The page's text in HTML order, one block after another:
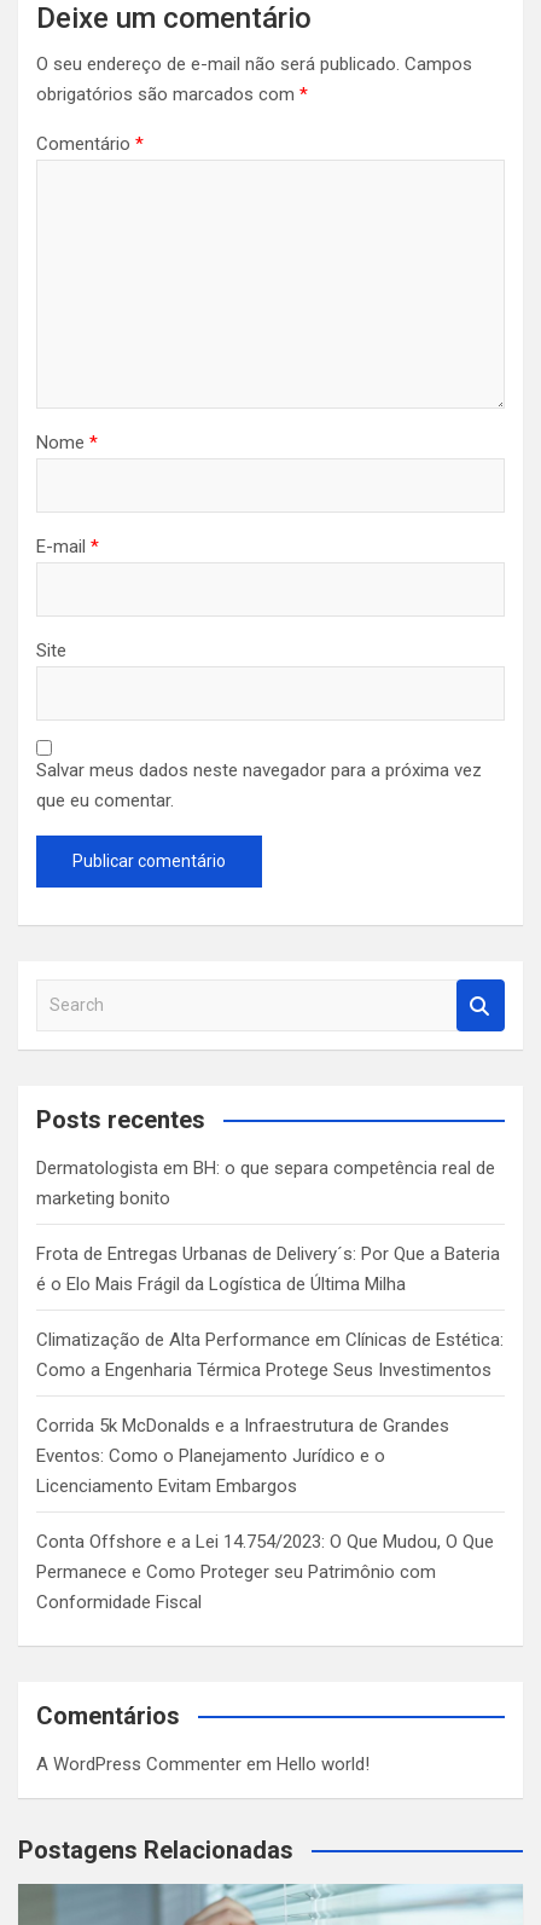
Deixe um comentário
O seu endereço de e-mail não será publicado. Campos
obrigatórios são marcados com *
Comentário *
Nome *
E-mail *
Site
Salvar meus dados neste navegador para a próxima vez
que eu comentar.
a
c
Posts recentes
Dermatologista em BH: o que separa competência real de
marketing bonito
Frota de Entregas Urbanas de Delivery´s: Por Que a Bateria
é o Elo Mais Frágil da Logística de Última Milha
Climatização de Alta Performance em Clínicas de Estética:
Como a Engenharia Térmica Protege Seus Investimentos
Corrida 5k McDonalds e a Infraestrutura de Grandes
Eventos: Como o Planejamento Jurídico e o
Licenciamento Evitam Embargos
Conta Offshore e a Lei 14.754/2023: O Que Mudou, O Que
Permanece e Como Proteger seu Patrimônio com
Conformidade Fiscal
Comentários
A WordPress Commenter em Hello world!
Postagens Relacionadas